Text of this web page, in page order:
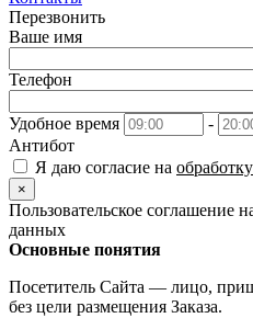
Перезвонить
Ваше имя
Телефон
Удобное время
-
Антибот
Я даю согласие на
×
Пользовательское соглашение
данных
Основные понятия
Посетитель Сайта — лицо,
без цели размещения Заказа.